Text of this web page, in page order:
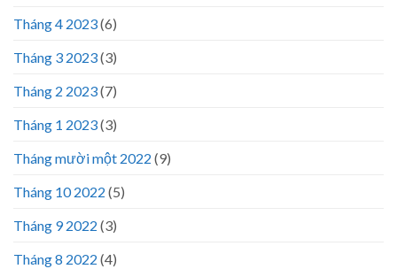
Tháng 4 2023(6)
Tháng 3 2023(3)
Tháng 2 2023(7)
Tháng 1 2023(3)
Tháng mười một 2022 (9)
Tháng 10 2022 (5)
Tháng 9 2022 (3)
Tháng 8 2022 (4)